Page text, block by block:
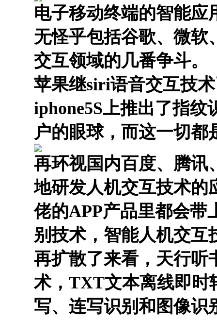
电子移动终端的智能应
无怪乎包括谷歌、微
交互领域的几番争斗。
苹果继siri语音交互技
iphone5S上推出了指
户的眼球，而这一切
再环视国内百度、腾讯
地研发人机交互技术
佬的APP产品里都会
别技术，智能人机交互
再扩散了来看，天行听
术，TXT文本离线即时
写、连写识别和图像识